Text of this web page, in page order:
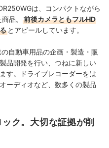
は、コンパクトながら
品。
前後カメラともフルHD
とアピールしています。
自動車用品の企画・製造・販
品開発を行い、つねに新しい
す。ドライブレコーダーをは
ーディオなど、数多くの製品
ク。大切な証拠が削